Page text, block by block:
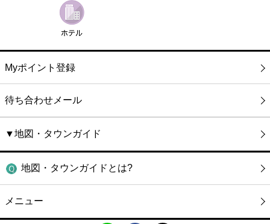
Myポイント登録
待ち合わせメール
▼地図・タウンガイド
地図・タウンガイドとは?
メニュー